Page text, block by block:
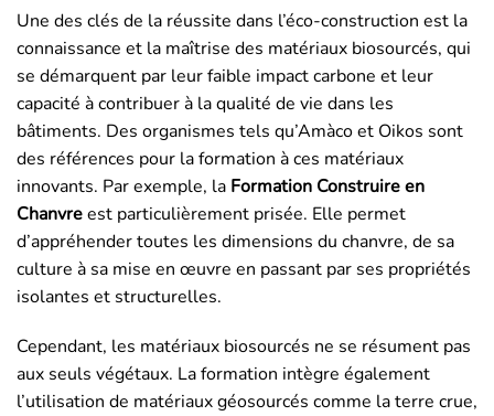
Une des clés de la réussite dans l’éco-construction est la
connaissance et la maîtrise des matériaux biosourcés, qui
se démarquent par leur faible impact carbone et leur
capacité à contribuer à la qualité de vie dans les
bâtiments. Des organismes tels qu’Amàco et Oikos sont
des références pour la formation à ces matériaux
innovants. Par exemple, la Formation Construire en
Chanvreest particulièrement prisée. Elle permet
d’appréhender toutes les dimensions du chanvre, de sa
culture à sa mise en œuvre en passant par ses propriétés
isolantes et structurelles.
Cependant, les matériaux biosourcés ne se résument pas
aux seuls végétaux. La formation intègre également
l’utilisation de matériaux géosourcés comme la terre crue,